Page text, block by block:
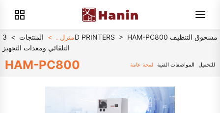
منزل . > المنتجات > 3D PRINTERS > HAM-PC800 مسحوق التنظيف
التلقائي ومعدات التجهيز
HAM-PC800 لمحة عامة المواصفات الفنية للتحميل